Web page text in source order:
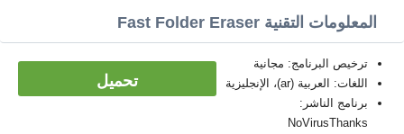
المعلومات التقنية Fast Folder Eraser
تحميل
ترخيص البرنامج: مجانية
اللغات: العربية (ar)، الإنجليزية
برنامج الناشر:
NoVirusThanks